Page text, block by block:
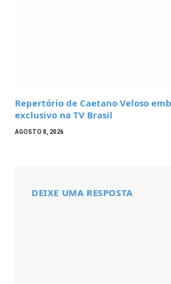
Repertório de Caetano Veloso
exclusivo na TV Brasil
AGOSTO 8, 2026
DEIXE UMA RESPOSTA